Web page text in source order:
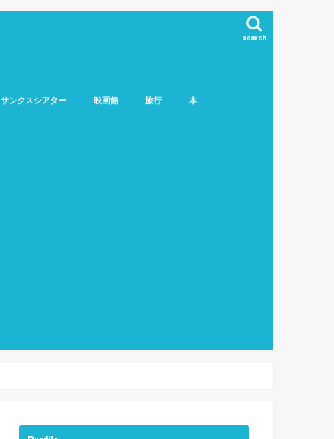
search
サンクスシアター 映画館 旅行 本